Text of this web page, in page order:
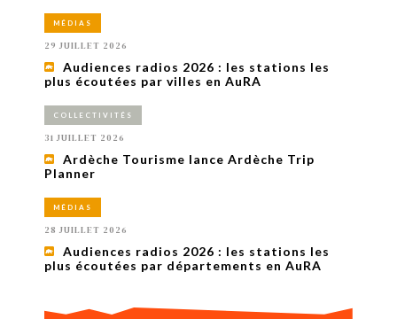
MÉDIAS
29 JUILLET 2026
Audiences radios 2026 : les stations les
plus écoutées par villes en AuRA
COLLECTIVITÉS
31 JUILLET 2026
Ardèche Tourisme lance Ardèche Trip
Planner
MÉDIAS
28 JUILLET 2026
Audiences radios 2026 : les stations les
plus écoutées par départements en AuRA